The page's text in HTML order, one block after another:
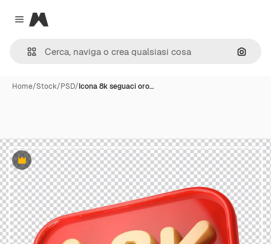
Close menu
Magnific
Cerca
Home/Stock/PSD/Icona 8k seguaci oro…
Premium